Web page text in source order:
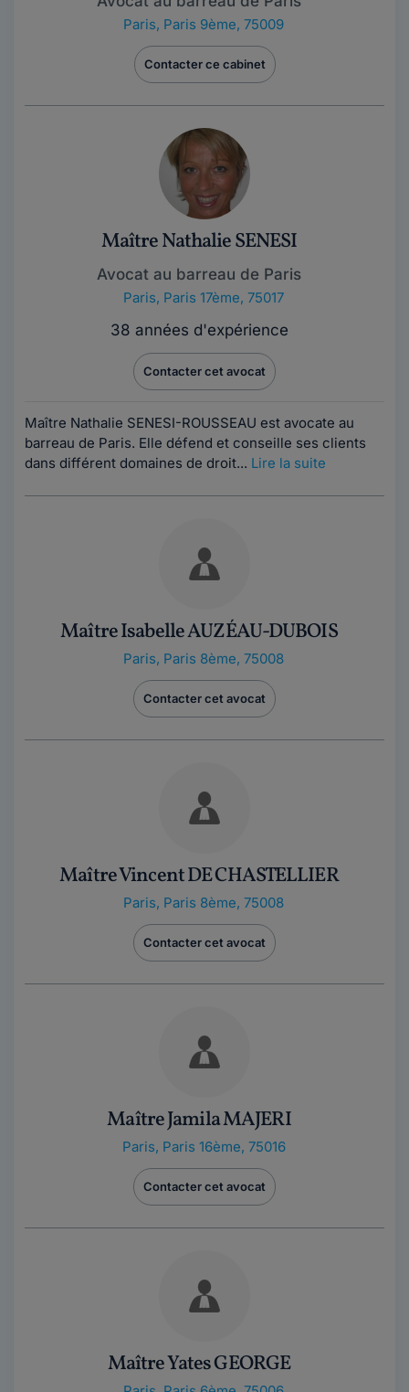
Paris, Paris 9ème, 75009
Contacter ce cabinet
Maître Nathalie SENESI
Avocat au barreau de Paris
Paris, Paris 17ème, 75017
38 années d'expérience
Contacter cet avocat
Maître Nathalie SENESI-ROUSSEAU est avocate au
barreau de Paris. Elle défend et conseille ses clients
dans différent domaines de droit... Lire la suite
Maître Isabelle AUZÉAU-DUBOIS
Paris, Paris 8ème, 75008
Contacter cet avocat
Maître Vincent DE CHASTELLIER
Paris, Paris 8ème, 75008
Contacter cet avocat
Maître Jamila MAJERI
Paris, Paris 16ème, 75016
Contacter cet avocat
Maître Yates GEORGE